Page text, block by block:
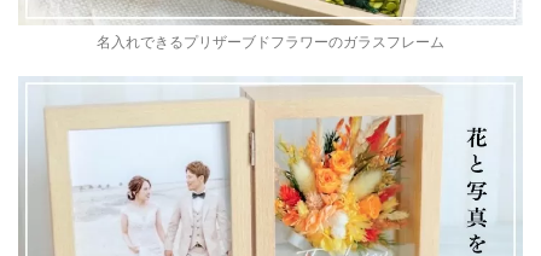
名入れできるプリザーブドフラワーのガラスフレーム